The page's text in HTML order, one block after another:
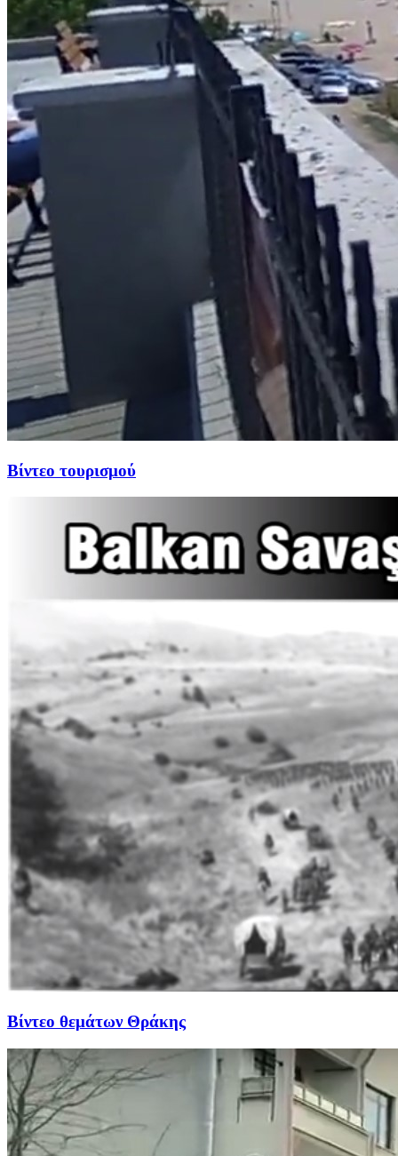
Βίντεο τουρισμού
Βίντεο θεμάτων Θράκης